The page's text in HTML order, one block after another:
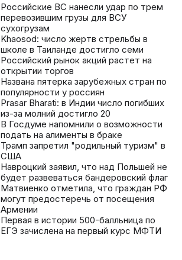
Российские ВС нанесли удар по трем
перевозившим грузы для ВСУ
сухогрузам
Khaosod: число жертв стрельбы в
школе в Таиланде достигло семи
Российский рынок акций растет на
открытии торгов
Названа пятерка зарубежных стран по
популярности у россиян
Prasar Bharati: в Индии число погибших
из-за молний достигло 20
В Госдуме напомнили о возможности
подать на алименты в браке
Трамп запретил "родильный туризм" в
США
Навроцкий заявил, что над Польшей не
будет развеваться бандеровский флаг
Матвиенко отметила, что граждан РФ
могут предостеречь от посещения
Армении
Первая в истории 500-балльница по
ЕГЭ зачислена на первый курс МФТИ